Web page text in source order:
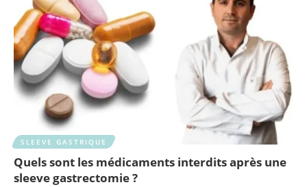
SLEEVE GASTRIQUE
Quels sont les médicaments interdits après une
sleeve gastrectomie ?